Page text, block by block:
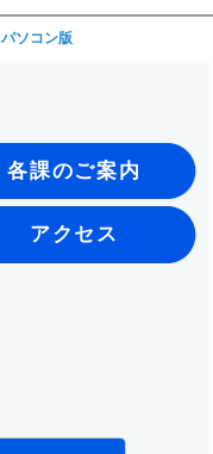
パソコン版
各課のご案内
アクセス